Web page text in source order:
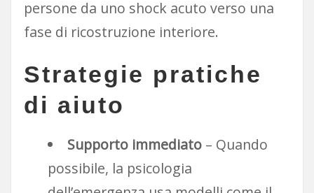
persone da uno shock acuto verso una
fase di ricostruzione interiore.
Strategie pratiche
di aiuto
Supporto immediato– Quando
possibile, la psicologia